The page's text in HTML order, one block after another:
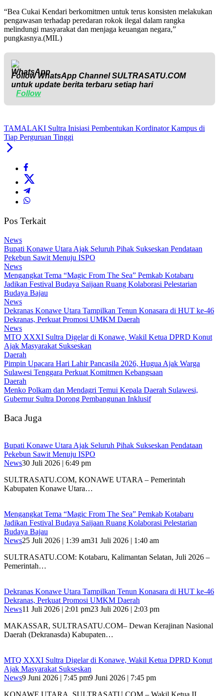
“Bea Cukai Kendari berkomitmen untuk terus konsisten melakukan
pengawasan terhadap peredaran rokok ilegal dalam rangka
melindungi masyarakat dan menjaga keuangan negara,”
pungkasnya.(MIL)
Follow WhatsApp ChannelSULTRASATU.COM
untuk update berita terbaru setiap hari
Follow
TAMALAKI Sultra Inisiasi Pembentukan Kordinator Kampus di
Tiap Perguruan Tinggi
Pos Terkait
News
Bupati Konawe Utara Ajak Seluruh Pihak Sukseskan Pendataan
Pekebun Sawit Menuju ISPO
News
Mengangkat Tema “Magic From The Sea” Pemkab Kotabaru
Jadikan Festival Budaya Saijaan Ruang Kolaborasi Pelestarian
Budaya Bajau
News
Dekranas Konawe Utara Tampilkan Tenun Konasara di HUT ke-46
Dekranas, Perkuat Promosi UMKM Daerah
News
MTQ XXXI Sultra Digelar di Konawe, Wakil Ketua DPRD Konut
Ajak Masyarakat Sukseskan
Daerah
Pimpin Upacara Hari Lahir Pancasila 2026, Hugua Ajak Warga
Sulawesi Tenggara Perkuat Komitmen Kebangsaan
Daerah
Menko Polkam dan Mendagri Temui Kepala Daerah Sulawesi,
Gubernur Sultra Dorong Pembangunan Inklusif
Baca Juga
Bupati Konawe Utara Ajak Seluruh Pihak Sukseskan Pendataan
Pekebun Sawit Menuju ISPO
News30 Juli 2026 | 6:49 pm
SULTRASATU.COM, KONAWE UTARA – Pemerintah
Kabupaten Konawe Utara…
Mengangkat Tema “Magic From The Sea” Pemkab Kotabaru
Jadikan Festival Budaya Saijaan Ruang Kolaborasi Pelestarian
Budaya Bajau
News25 Juli 2026 | 1:39 am31 Juli 2026 | 1:40 am
SULTRASATU.COM: Kotabaru, Kalimantan Selatan, Juli 2026 –
Pemerintah…
Dekranas Konawe Utara Tampilkan Tenun Konasara di HUT ke-46
Dekranas, Perkuat Promosi UMKM Daerah
News11 Juli 2026 | 2:01 pm23 Juli 2026 | 2:03 pm
MAKASSAR, SULTRASATU.COM– Dewan Kerajinan Nasional
Daerah (Dekranasda) Kabupaten…
MTQ XXXI Sultra Digelar di Konawe, Wakil Ketua DPRD Konut
Ajak Masyarakat Sukseskan
News9 Juni 2026 | 7:45 pm9 Juni 2026 | 7:45 pm